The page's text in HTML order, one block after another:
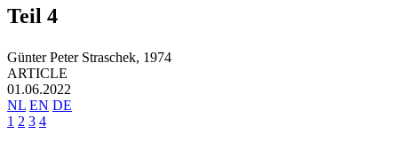
Teil 4
Günter Peter Straschek, 1974
ARTICLE
01.06.2022
NL EN DE
1 2 3 4